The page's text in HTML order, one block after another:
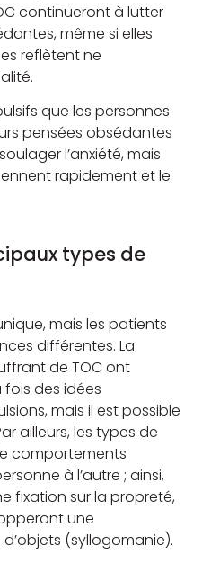
continueront à lutter
même si elles
reflètent ne
que les personnes
pensées obsédantes
l’anxiété, mais
rapidement et le
types de
mais les patients
différentes. La
de TOC ont
des idées
mais il est possible
ailleurs, les types de
comportements
à l’autre ; ainsi,
fixation sur la propreté,
une
(syllogomanie).